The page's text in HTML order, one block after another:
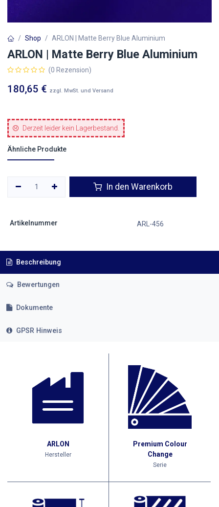
Shop ARLON | Matte Berry Blue Aluminium
ARLON | Matte Berry Blue Aluminium
(0 Rezension)
180,65 € zzgl. MwSt. und Versand
Derzeit leider kein Lagerbestand.
Ähnliche Produkte
In den Warenkorb
Artikelnummer ARL-456
Beschreibung
Bewertungen
Dokumente
GPSR Hinweis
ARLON
Hersteller
Premium Colour
Change
Serie